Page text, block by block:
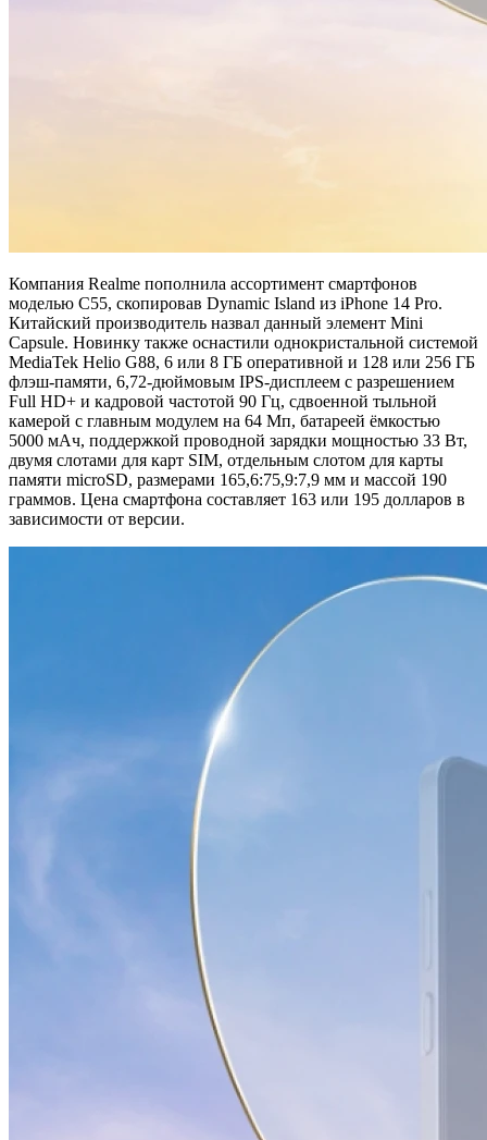
Компания Realme пополнила ассортимент смартфонов
моделью C55, скопировав Dynamic Island из iPhone 14 Pro.
Китайский производитель назвал данный элемент Mini
Capsule. Новинку также оснастили однокристальной системой
MediaTek Helio G88, 6 или 8 ГБ оперативной и 128 или 256 ГБ
флэш-памяти, 6,72-дюймовым IPS-дисплеем с разрешением
Full HD+ и кадровой частотой 90 Гц, сдвоенной тыльной
камерой с главным модулем на 64 Мп, батареей ёмкостью
5000 мАч, поддержкой проводной зарядки мощностью 33 Вт,
двумя слотами для карт SIM, отдельным слотом для карты
памяти microSD, размерами 165,6:75,9:7,9 мм и массой 190
граммов. Цена смартфона составляет 163 или 195 долларов в
зависимости от версии.